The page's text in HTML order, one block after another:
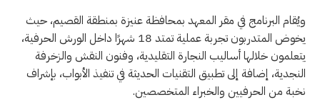
ويُقام البرنامج في مقر المعهد بمحافظة عنيزة بمنطقة القصيم، حيث
يخوض المتدربون تجربة عملية تمتد 18 شهرًا داخل الورش الحرفية،
يتعلمون خلالها أساليب النجارة التقليدية، وفنون النقش والزخرفة
النجدية، إضافة إلى تطبيق التقنيات الحديثة في تنفيذ الأبواب، بإشراف
نخبة من الحرفيين والخبراء المتخصصين.